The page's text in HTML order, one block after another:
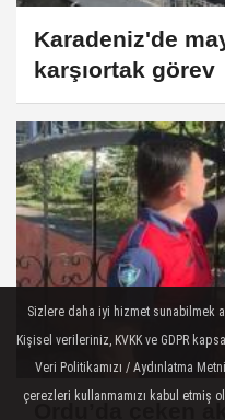
Karadeniz'de
karşıortak görev
Ordu’da çeken
Sizlere daha iyi hizmet sunabilmek
Kişisel verileriniz, KVKK ve GDPR
Veri Politikamızı / Aydınlatma
çerezleri kullanmamızı kabul etmiş